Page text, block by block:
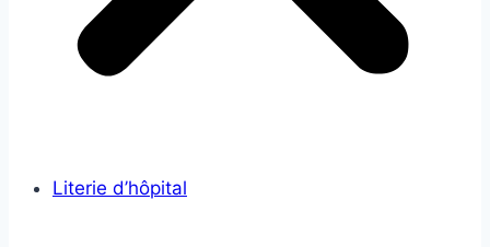
Literie d’hôpital